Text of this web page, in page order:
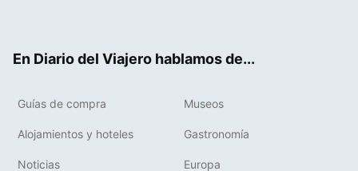
En Diario del Viajero hablamos de...
Guías de compra Museos
Alojamientos y hoteles Gastronomía
Noticias Europa